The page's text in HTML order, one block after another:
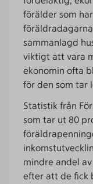
förälder som
sammanlagd
viktigt att vara
ekonomin ofta
för den som tar
Statistik från
som tar ut 80
mindre andel
efter att de fick